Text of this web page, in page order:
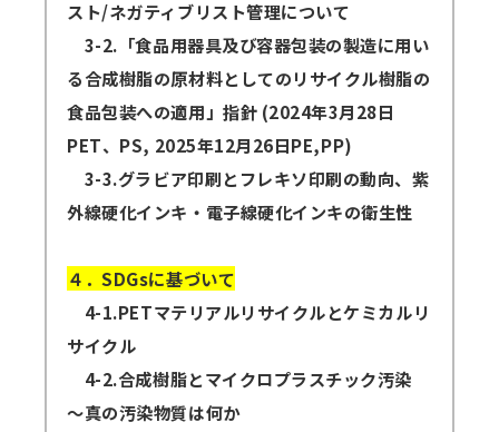
スト/ネガティブリスト管理について
3-2.「食品用器具及び容器包装の製造に用い
る合成樹脂の原材料としてのリサイクル樹脂の
食品包装への適用」指針 (2024年3月28日
PET、PS, 2025年12月26日PE,PP)
3-3.グラビア印刷とフレキソ印刷の動向、紫
外線硬化インキ・電子線硬化インキの衛生性
４．SDGsに基づいて
4-1.PETマテリアルリサイクルとケミカルリ
サイクル
4-2.合成樹脂とマイクロプラスチック汚染
～真の汚染物質は何か